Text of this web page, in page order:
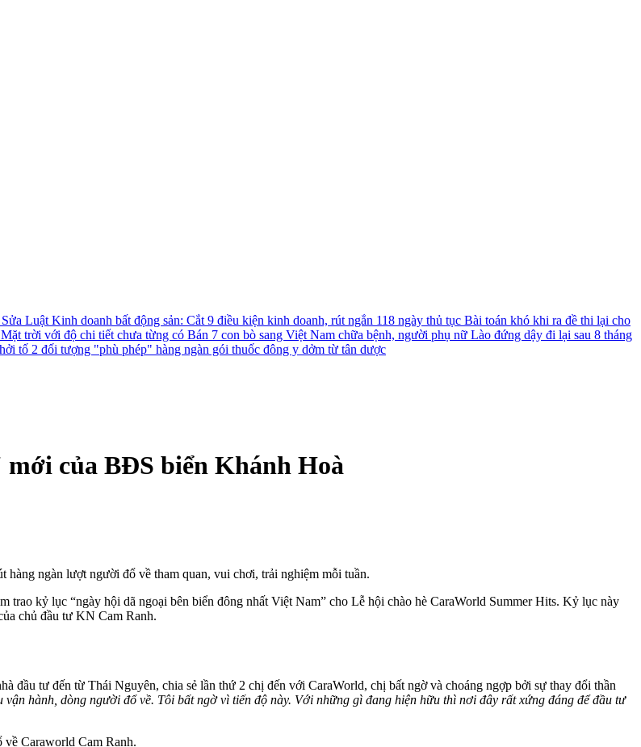
Sửa Luật Kinh doanh bất động sản: Cắt 9 điều kiện kinh doanh, rút ngắn 118 ngày thủ tục Bài toán khó khi ra đề thi lại cho
trời với độ chi tiết chưa từng có Bán 7 con bò sang Việt Nam chữa bệnh, người phụ nữ Lào đứng dậy đi lại sau 8 tháng
tố 2 đối tượng "phù phép" hàng ngàn gói thuốc đông y dởm từ tân dược
của BĐS biển Khánh Hoà
ngàn lượt người đổ về tham quan, vui chơi, trải nghiệm mỗi tuần.
kỷ lục “ngày hội dã ngoại bên biển đông nhất Việt Nam” cho Lễ hội chào hè CaraWorld Summer Hits. Kỷ lục này
chủ đầu tư KN Cam Ranh.
đầu tư đến từ Thái Nguyên, chia sẻ lần thứ 2 chị đến với CaraWorld, chị bất ngờ và choáng ngợp bởi sự thay đổi thần
hành, dòng người đổ về. Tôi bất ngờ vì tiến độ này. Với những gì đang hiện hữu thì nơi đây rất xứng đáng để đầu tư